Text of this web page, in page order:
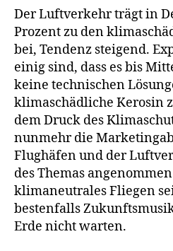
Der Luftverkehr trägt in
Prozent zu den
bei, Tendenz steigend.
einig sind, dass es bis
keine technischen
klimaschädliche Kerosin
dem Druck des
nunmehr die
Flughäfen und der
des Themas
klimaneutrales Fliegen
bestenfalls
Erde nicht warten.